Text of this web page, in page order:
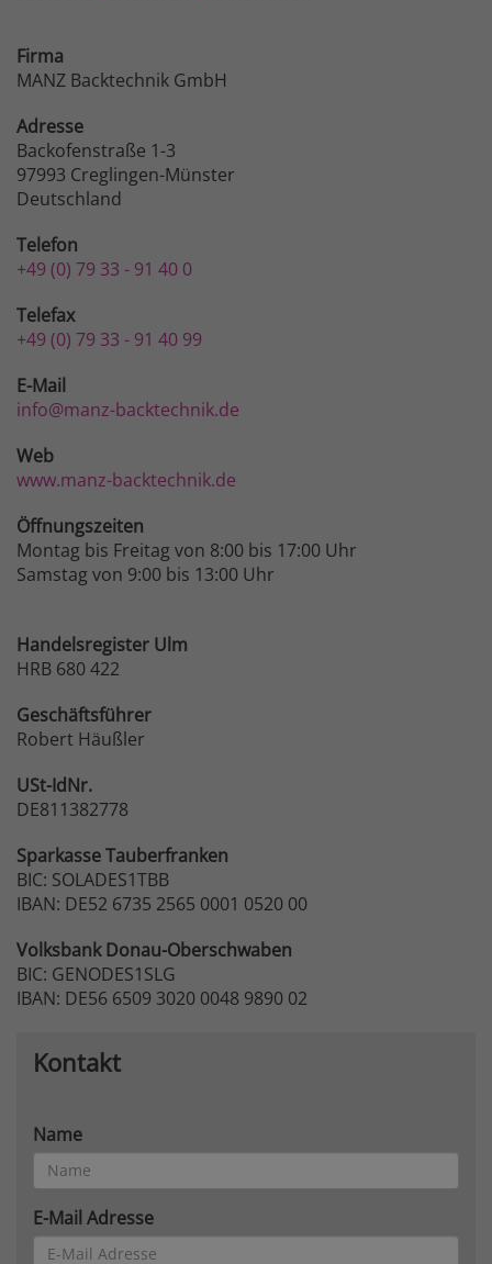
Firma
MANZ Backtechnik GmbH
Adresse
Backofenstraße 1-3
97993 Creglingen-Münster
Deutschland
Telefon
+49 (0) 79 33 - 91 40 0
Telefax
+49 (0) 79 33 - 91 40 99
E-Mail
info@manz-backtechnik.de
Web
www.manz-backtechnik.de
Öffnungszeiten
Montag bis Freitag von 8:00 bis 17:00 Uhr
Samstag von 9:00 bis 13:00 Uhr
Handelsregister Ulm
HRB 680 422
Geschäftsführer
Robert Häußler
USt-IdNr.
DE811382778
SparkasseTauberfranken
BIC: SOLADES1TBB
IBAN: DE52 6735 2565 0001 0520 00
VolksbankDonau-Oberschwaben
BIC: GENODES1SLG
IBAN: DE56 6509 3020 0048 9890 02
Kontakt
Name
E-Mail Adresse